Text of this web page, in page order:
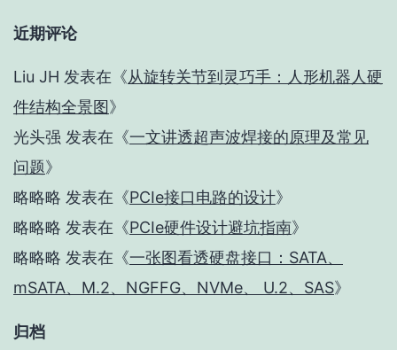
近期评论
Liu JH 发表在《从旋转关节到灵巧手：人形机器人硬
件结构全景图》
光头强 发表在《一文讲透超声波焊接的原理及常见
问题》
略略略 发表在《PCIe接口电路的设计》
略略略 发表在《PCIe硬件设计避坑指南》
略略略 发表在《一张图看透硬盘接口：SATA、
mSATA、M.2、NGFFG、NVMe、 U.2、SAS》
归档